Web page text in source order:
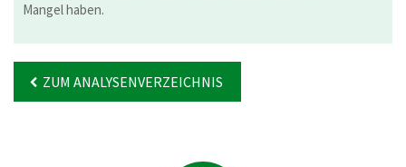
Mangel haben.
ZUM ANALYSENVERZEICHNIS